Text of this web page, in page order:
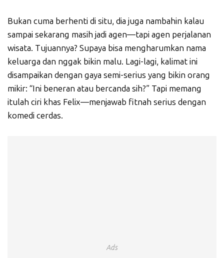
Bukan cuma berhenti di situ, dia juga nambahin kalau
sampai sekarang masih jadi agen—tapi agen perjalanan
wisata. Tujuannya? Supaya bisa mengharumkan nama
keluarga dan nggak bikin malu. Lagi-lagi, kalimat ini
disampaikan dengan gaya semi-serius yang bikin orang
mikir: “Ini beneran atau bercanda sih?” Tapi memang
itulah ciri khas Felix—menjawab fitnah serius dengan
komedi cerdas.
Ads